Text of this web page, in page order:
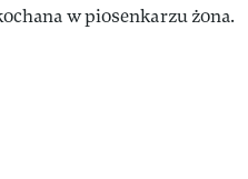
w piosenkarzu żona.